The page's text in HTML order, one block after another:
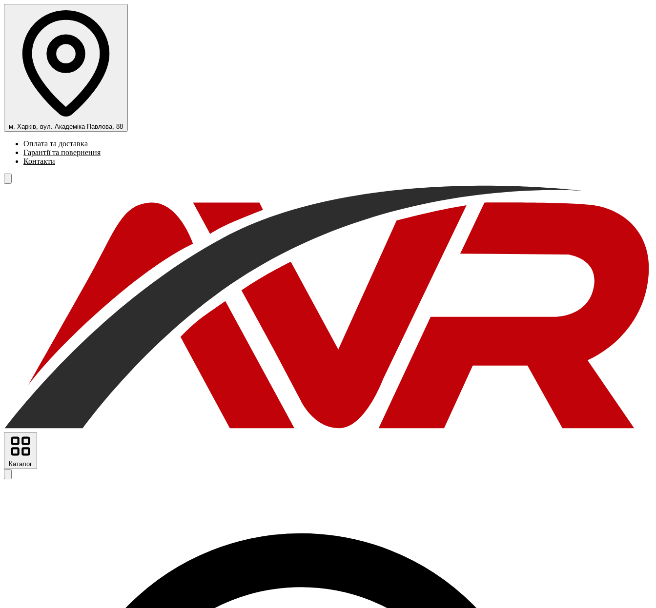
м. Харків, вул. Академіка Павлова, 88
Оплата та доставка
Гарантії та повернення
Контакти
Каталог